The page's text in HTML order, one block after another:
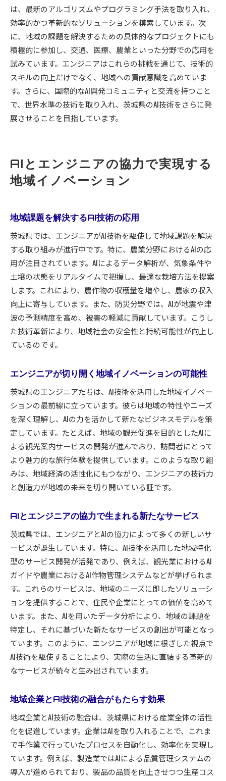
は、最新のアルゴリズムやプログラミング手法を取り入れ、
効率的かつ革新的なソリューションを模索しています。次
に、地域の課題を解決するための具体的なプロジェクトにも
積極的に参加し、交通、医療、農業といった分野での応用を
試みています。エンジニアはこれらの挑戦を通じて、技術的
スキルの向上だけでなく、地域への貢献意識を高めていま
す。さらに、国際的なAI開発コミュニティと交流を持つこと
で、世界水準の技術を取り入れ、茨城県のAI技術をさらに発
展させることを目指しています。
AIとエンジニアの協力で実現する
地域イノベーション
地域課題を解決するAI技術の応用
茨城県では、エンジニアがAI技術を駆使して地域課題を解決
する取り組みが進行中です。特に、農業分野におけるAIの応
用が注目されています。AIによるデータ解析が、気象条件や
土壌の状態をリアルタイムで把握し、最適な栽培方法を提案
します。これにより、農作物の収穫量を増やし、農家の収入
向上に寄与しています。また、防災分野では、AIが地震や津
波の予測精度を高め、被害の軽減に貢献しています。こうし
た技術革新により、地域社会の安全性と持続可能性が向上し
ているのです。
エンジニアが切り開く地域イノベーションの可能性
茨城県のエンジニアたちは、AI技術を活用した地域イノベー
ションの最前線に立っています。彼らは地域の特性やニーズ
を深く理解し、AIの力を活かして新たなビジネスモデルを策
定しています。たとえば、地域の観光促進を目的としたAIに
よる観光案内サービスの開発が進んでおり、訪問者にとって
より魅力的な旅行体験を提供しています。このような取り組
みは、地域経済の活性化にもつながり、エンジニアの技術力
と創造力が地域の未来を切り開いている証です。
AIとエンジニアの協力で生まれる新たなサービス
茨城県では、エンジニアとAIの協力によって多くの新しいサ
ービスが誕生しています。特に、AI技術を活用した地域特化
型のサービス開発が活発であり、例えば、観光業におけるAI
ガイドや農業におけるAI作物管理システムなどが挙げられま
す。これらのサービスは、地域のニーズに即したソリューシ
ョンを提供することで、住民や企業にとっての価値を高めて
います。また、AIを用いたデータ分析により、地域の課題を
特定し、それに基づいた新たなサービスの創出が可能となっ
ています。このように、エンジニアが地域に根ざした視点で
AI技術を駆使することにより、実際の生活に直結する革新的
なサービスが続々と生み出されています。
地域企業とAI技術の融合がもたらす効果
地域企業とAI技術の融合は、茨城県における産業全体の活性
化を促進しています。企業はAIを取り入れることで、これま
で手作業で行っていたプロセスを自動化し、効率化を実現し
ています。例えば、製造業ではAIによる品質管理システムの
導入が進められており、製品の品質を向上させつつ生産コス